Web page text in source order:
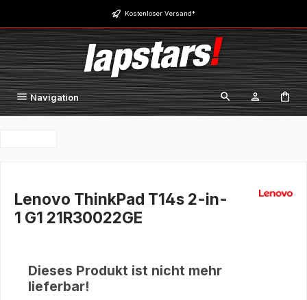
Zum Hauptinhalt springen Kostenloser Versand*
Navigation
Lenovo ThinkPad T14s 2-in-
1 G1 21R30022GE
Dieses Produkt ist nicht mehr
lieferbar!